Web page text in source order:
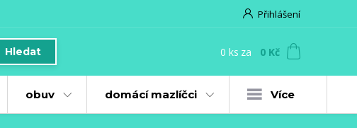
Přihlášení
Hledat 0 ks za 0 Kč
obuv domácí mazlíčci Více